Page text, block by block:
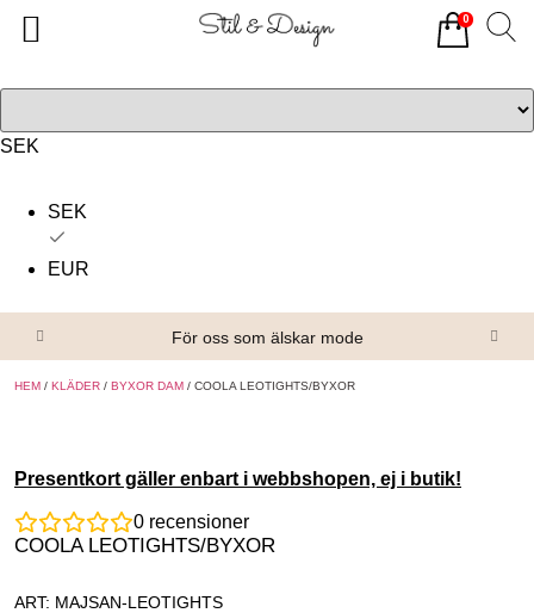
SEK
SEK
EUR
För oss som älskar mode
HEM / KLÄDER / BYXOR DAM / COOLA LEOTIGHTS/BYXOR
Presentkort gäller enbart i webbshopen, ej i butik!
0 recensioner
COOLA LEOTIGHTS/BYXOR
ART: MAJSAN-LEOTIGHTS
0
Alla produkter
Om oss